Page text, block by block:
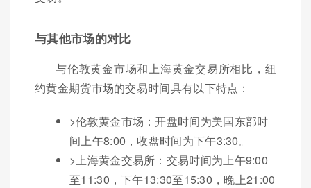
与其他市场的对比
与伦敦黄金市场和上海黄金交易所相比，纽
约黄金期货市场的交易时间具有以下特点：
>伦敦黄金市场：开盘时间为美国东部时
间上午8:00，收盘时间为下午3:30。
>上海黄金交易所：交易时间为上午9:00
至11:30，下午13:30至15:30，晚上21:00